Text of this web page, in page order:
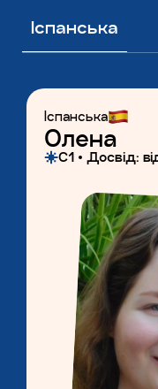
Іспанська
Іспанська
Олена
C1 Досвiд: